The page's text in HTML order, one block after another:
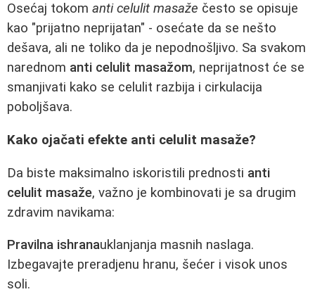
Osećaj tokom anti celulit masaže često se opisuje
kao "prijatno neprijatan" - osećate da se nešto
dešava, ali ne toliko da je nepodnošljivo. Sa svakom
narednom anti celulit masažom, neprijatnost će se
smanjivati kako se celulit razbija i cirkulacija
poboljšava.
Kako ojačati efekte anti celulit masaže?
Da biste maksimalno iskoristili prednosti anti
celulit masaže, važno je kombinovati je sa drugim
zdravim navikama:
Pravilna ishranauklanjanja masnih naslaga.
Izbegavajte preradjenu hranu, šećer i visok unos
soli.